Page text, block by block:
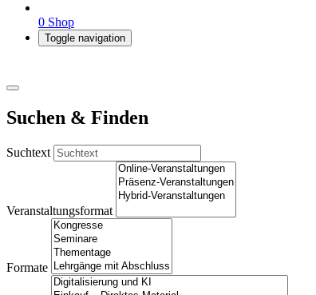
0 Shop
Toggle navigation
Suchen & Finden
Suchtext
Veranstaltungsformat
Formate